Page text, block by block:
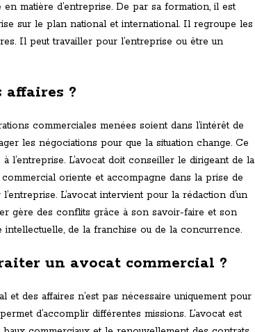
matière d’entreprise. De par sa formation, il est
sur le plan national et international. Il regroupe les
Il peut travailler pour l’entreprise ou être un
affaires ?
commerciales menées soient dans l’intérêt de
les négociations pour que la situation change. Ce
l’entreprise. L’avocat doit conseiller le dirigeant de la
oriente et accompagne dans la prise de
L’avocat intervient pour la rédaction d’un
gère des conflits grâce à son savoir-faire et son
de la franchise ou de la concurrence.
un avocat commercial ?
et des affaires n’est pas nécessaire uniquement pour
d’accomplir différentes missions. L’avocat est